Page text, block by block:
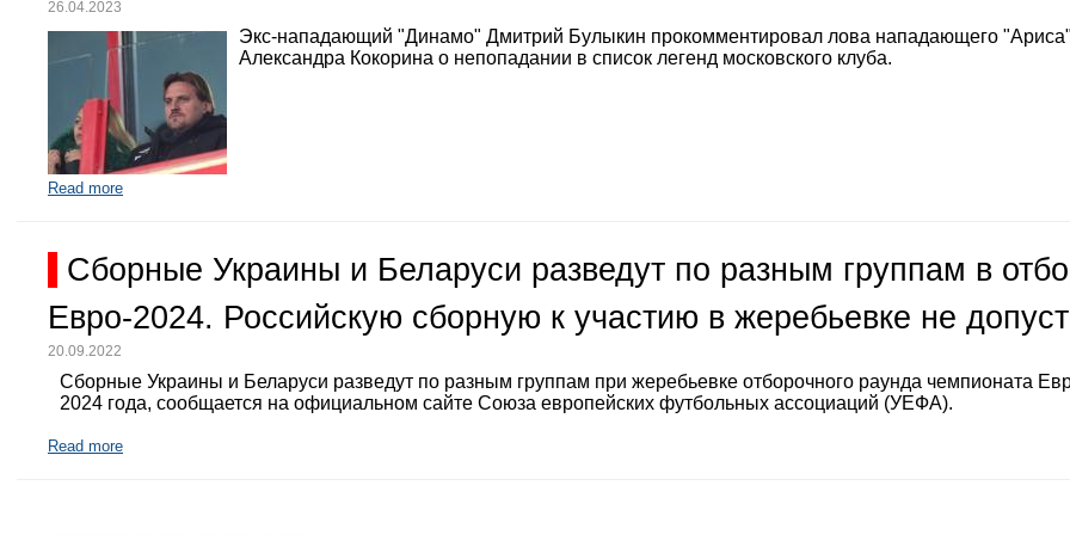
26.04.2023
Экс-нападающий "Динамо" Дмитрий Булыкин прокомментировал лова нападающего "Ариса"
Александра Кокорина о непопадании в список легенд московского клуба.
Read more
Сборные Украины и Беларуси разведут по разным группам в
Евро-2024. Российскую сборную к участию в жеребьевке не
20.09.2022
Сборные Украины и Беларуси разведут по разным группам при жеребьевке отборочного раунда чемпионата
2024 года, сообщается на официальном сайте Союза европейских футбольных ассоциаций (УЕФА).
Read more